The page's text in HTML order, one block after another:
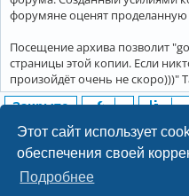
Этот сайт использует
обеспечения своей
Подробнее
форумяне оценят проделанную
Посещение архива позволит
страницы этой копии. Если
произойдёт очень не скоро)))"
Закрыто
3 сообщения